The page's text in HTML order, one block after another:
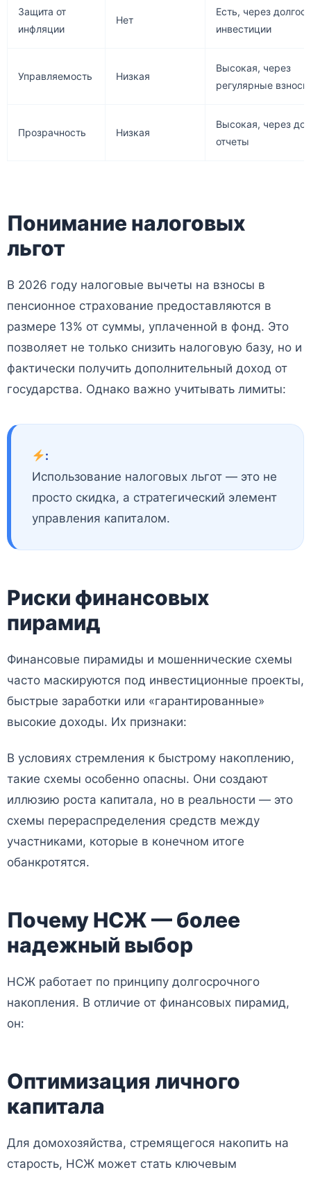
Защита от
инфляции
Нет
Есть, через
инвестиции
Управляемость Низкая
Высокая, через
регулярные взносы
Прозрачность Низкая
Высокая, через
отчеты
Понимание налоговых
льгот
В 2026 году налоговые вычеты на взносы в
пенсионное страхование предоставляются в
размере 13% от суммы, уплаченной в фонд. Это
позволяет не только снизить налоговую базу, но и
фактически получить дополнительный доход от
государства. Однако важно учитывать лимиты:
:
Использование налоговых льгот — это не
просто скидка, а стратегический элемент
управления капиталом.
Риски финансовых
пирамид
Финансовые пирамиды и мошеннические схемы
часто маскируются под инвестиционные проекты,
быстрые заработки или «гарантированные»
высокие доходы. Их признаки:
В условиях стремления к быстрому накоплению,
такие схемы особенно опасны. Они создают
иллюзию роста капитала, но в реальности — это
схемы перераспределения средств между
участниками, которые в конечном итоге
обанкротятся.
Почему НСЖ — более
надежный выбор
НСЖ работает по принципу долгосрочного
накопления. В отличие от финансовых пирамид,
он:
Оптимизация личного
капитала
Для домохозяйства, стремящегося накопить на
старость, НСЖ может стать ключевым